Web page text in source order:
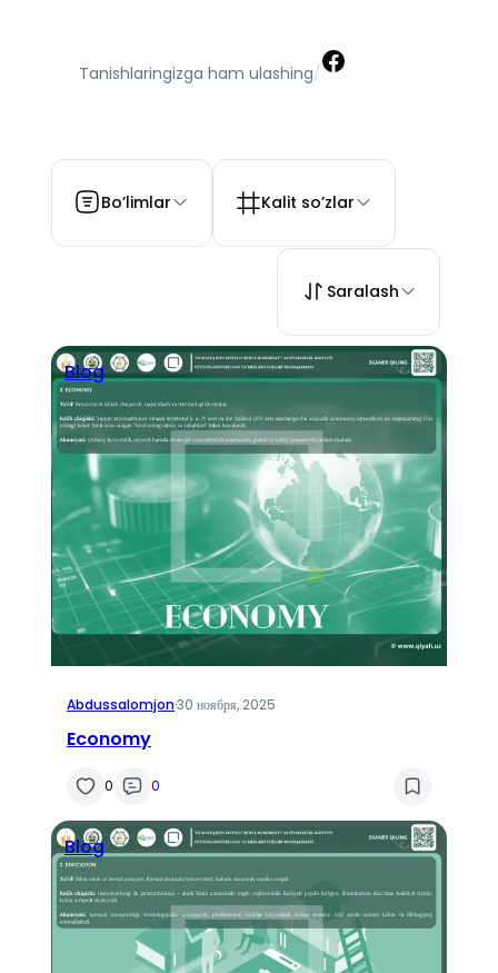
Tanishlaringizga ham ulashing/Facebook
Bo’limlar Kalit so’zlar
Saralash
Blog
Abdussalomjon·30 ноября, 2025
Economy
0 0
Blog